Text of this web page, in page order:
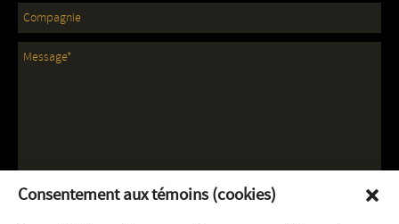
Consentement aux témoins (cookies)